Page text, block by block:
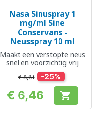
Nasa Sinuspray 1
mg/ml Sine
Conservans -
Neusspray 10 ml
Maakt een verstopte neus
snel en voorzichtig vrij
€ 8,61 -25%
Prijs
€ 6,46 